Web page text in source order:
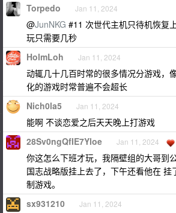
Torpedo Jan 11, 2024
@JunNKG #11 次世代主机只待机恢复
玩只需要几秒
HolmLoh Jan 11, 2024
动辄几十几百时常的很多情况分游戏，
化的游戏时常普遍不会超长
Nich0la5 Jan 11, 2024
能啊 不谈恋爱之后天天晚上打游戏
28Sv0ngQfIE7Yloe Jan 11, 2024
你这怎么下班才玩，我隔壁组的大哥到
国志战略版挂上去了，下午还看他在 挂
制游戏。
sx931210 Jan 11, 2024